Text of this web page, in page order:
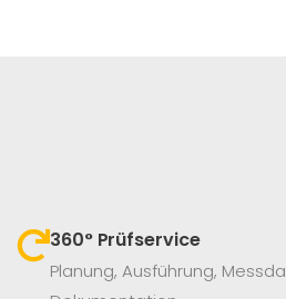
360° Prüfservice​
Planung, Ausführung,